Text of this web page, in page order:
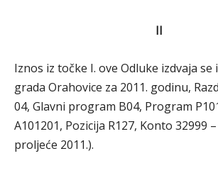
II
Iznos iz točke I. ove Odluke izdvaja se
grada Orahovice za 2011. godinu,
04, Glavni program B04, Program
A101201, Pozicija R127, Konto 32999
proljeće 2011.).